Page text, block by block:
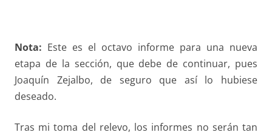
Nota: Este es el octavo informe para una nueva
etapa de la sección, que debe de continuar, pues
Joaquín Zejalbo, de seguro que así lo hubiese
deseado.
Tras mi toma del relevo, los informes no serán tan